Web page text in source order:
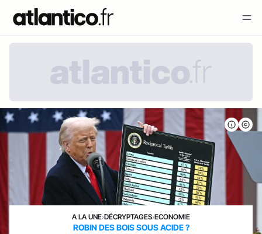
A LA UNE›DÉCRYPTAGES›ECONOMIE
ROBIN DES BOIS SOUS ACIDE ?